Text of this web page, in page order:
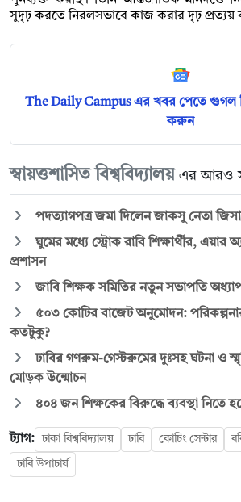
সুদৃঢ় করতে নিরলসভাবে কাজ করার দৃঢ় প্রত্যয়
The Daily Campus এর খবর পেতে গুগল
করুন
স্বায়ত্তশাসিত বিশ্ববিদ্যালয় এর আরও
পদত্যাগপত্র জমা দিলেন জাকসু নেতা
ঘুমের মধ্যে স্ট্রোক রাবি শিক্ষার্থীর, এয়ার
প্রশাসন
জাবি শিক্ষক সমিতির নতুন সভাপতি
৫০৩ কোটির বাজেট অনুমোদন:
কতটুকু?
ঢাবির গণরুম-গেস্টরুমের দুঃসহ ঘটনা ও
মোড়ক উন্মোচন
৪০৪ জন শিক্ষকের বিরুদ্ধে ব্যবস্থা নিতে
ট্যাগ: ঢাকা বিশ্ববিদ্যালয় ঢাবি কোচিং সেন্টার
ঢাবি উপাচার্য